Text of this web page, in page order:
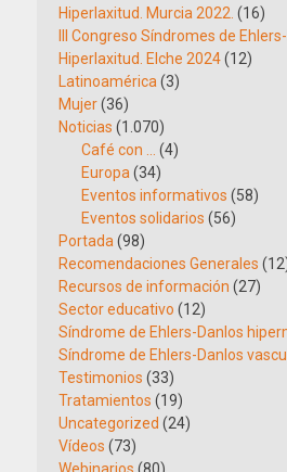
Hiperlaxitud. Murcia 2022. (16)
III Congreso Síndromes de
Hiperlaxitud. Elche 2024(12)
Latinoamérica (3)
Mujer(36)
Noticias (1.070)
Café con …
(4)
Europa (34)
Eventos informativos (58)
Eventos solidarios (56)
Portada (98)
Recomendaciones Generales
Recursos de información (27)
Sector educativo (12)
Síndrome de Ehlers-Danlos
Síndrome de Ehlers-Danlos
Testimonios (33)
Tratamientos (19)
Uncategorized (24)
Vídeos (73)